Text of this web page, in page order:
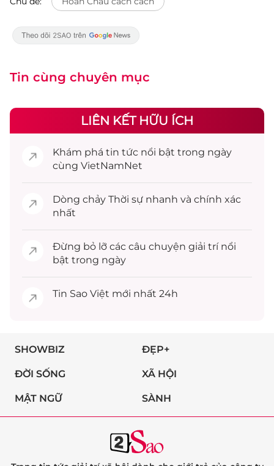
Tin cùng chuyên mục
LIÊN KẾT HỮU ÍCH
Khám phá tin tức nổi bật trong ngày
cùng VietNamNet
Dòng chảy Thời sự nhanh và chính xác
nhất
Đừng bỏ lỡ các câu chuyện giải trínổi
bật trong ngày
Tin Sao Việt mới nhất 24h
SHOWBIZ ĐẸP+
ĐỜI SỐNG XÃ HỘI
MẬT NGỮ SÀNH